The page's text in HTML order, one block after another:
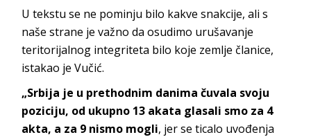
U tekstu se ne pominju bilo kakve snakcije, ali s
naše strane je važno da osudimo urušavanje
teritorijalnog integriteta bilo koje zemlje članice,
istakao je Vučić.
„Srbija je u prethodnim danima čuvala svoju
poziciju, od ukupno 13 akata glasali smo za 4
akta, a za 9 nismo mogli, jer se ticalo uvođenja